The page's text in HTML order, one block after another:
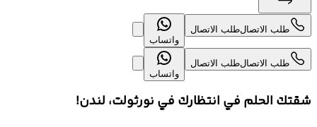
طلب الاتصالطلب الاتصال
واتساب
طلب الاتصالطلب الاتصال
واتساب
شقتك الحلم في انتظارك في نورثولت، لندن!